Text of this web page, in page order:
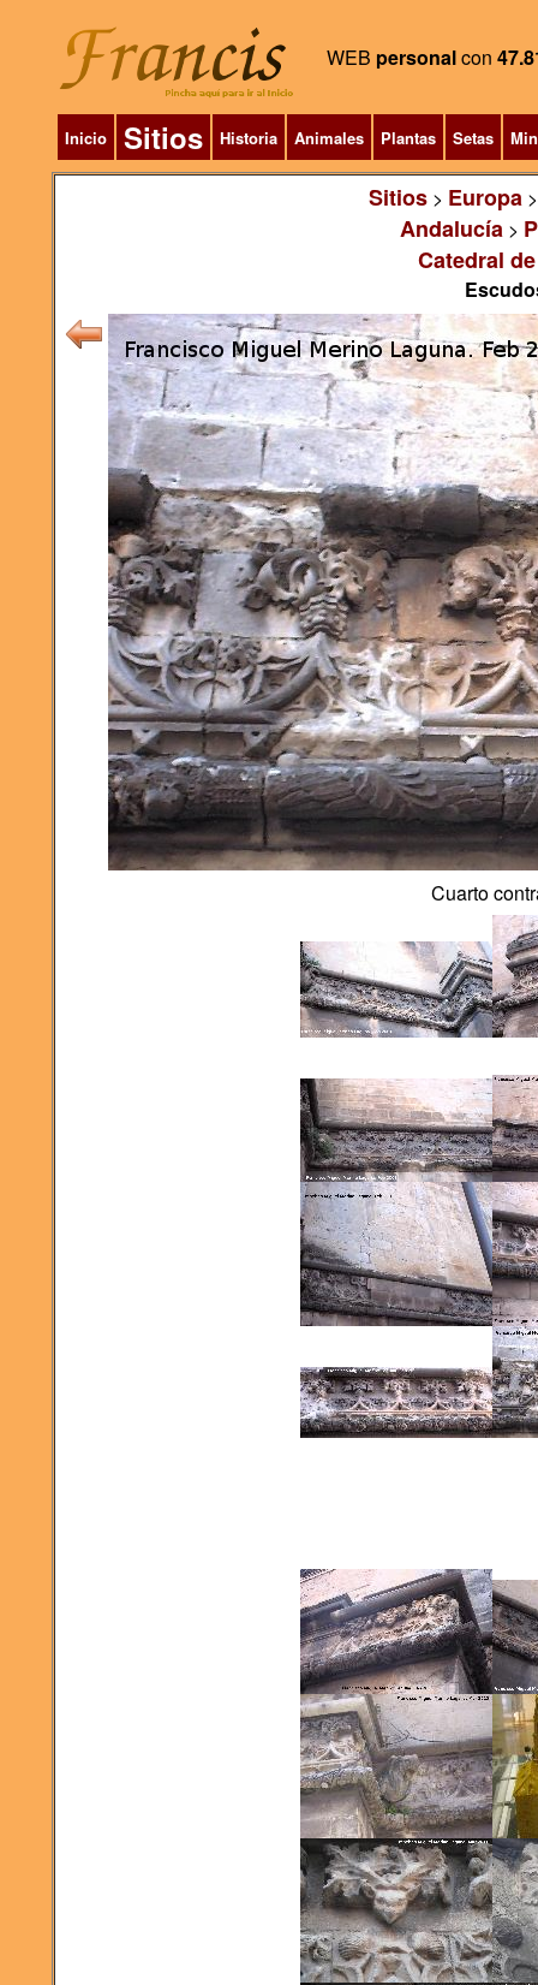
WEB personalcon
Inicio Sitios Historia Animales Plantas Setas
Sitios> Europa
Andalucía >
Catedral
Cuarto